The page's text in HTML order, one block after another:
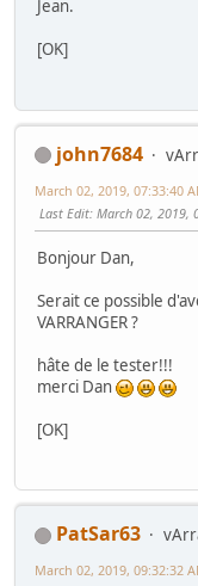
Jean.
[OK]
john7684
March 02, 2019, 07:33:40
Last Edit: March 02, 2019,
Bonjour Dan,
Serait ce possible
VARRANGER ?
hâte de le tester!!!
merci Dan
[OK]
PatSar63
March 02, 2019, 09:32:32